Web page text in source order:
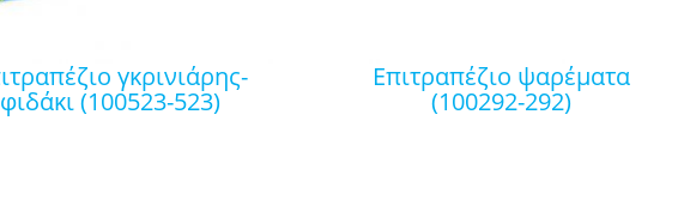
φιδάκι (100523-523)
επιτραπέζιο ψαρέματα
(100292-292)